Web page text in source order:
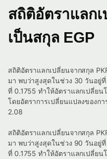
สถิติอัตราแลก
เป็นสกุล EGP
สถิติอัตราแลกเปลี่ยนจากสกุล
มา พบว่าสูงสุดในช่วง 30 วันอยู่
ที่ 0.1755 ทำให้อัตราแลกเปลี่ยน
โดยอัตราการเปลี่ยนแปลงของกา
2.08
สถิติอัตราแลกเปลี่ยนจากสกุล
มา พบว่าสูงสุดในช่วง 90 วันอยู่
ที่ 0.1755 ทำให้อัตราแลกเปลี่ย